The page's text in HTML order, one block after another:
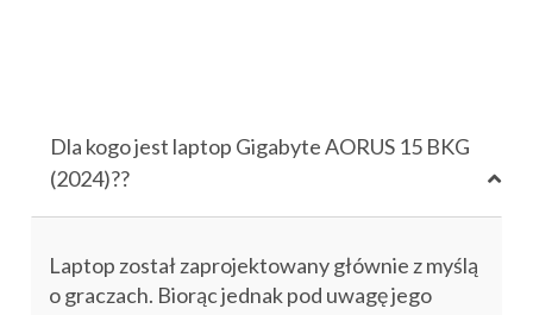
Dla kogo jest laptop Gigabyte AORUS 15 BKG
(2024)??
Laptop został zaprojektowany głównie z myślą
o graczach. Biorąc jednak pod uwagę jego